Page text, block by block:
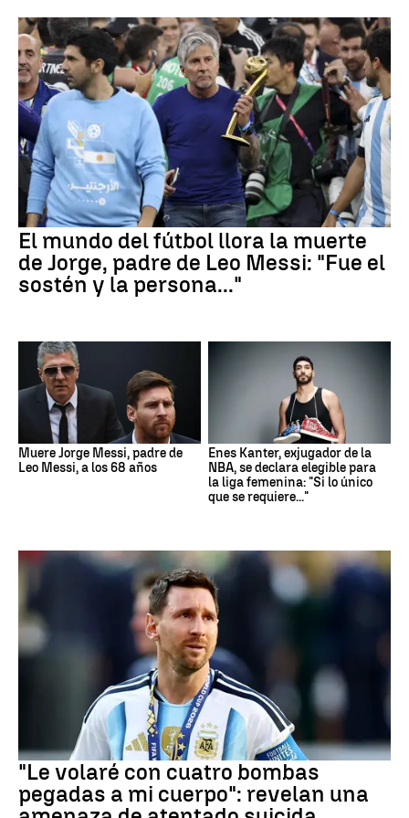
El mundo del fútbol llora la muerte
de Jorge, padre de Leo Messi: "Fue el
sostén y la persona..."
Muere Jorge Messi, padre de
Leo Messi, a los 68 años
Enes Kanter, exjugador de la
NBA, se declara elegible para
la liga femenina: "Si lo único
que se requiere..."
Mundial 2026
"Le volaré con cuatro bombas
pegadas a mi cuerpo": revelan una